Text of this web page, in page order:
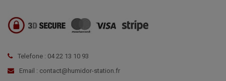
Telefone : 04 22 13 10 93
Email : contact@humidor-station.fr